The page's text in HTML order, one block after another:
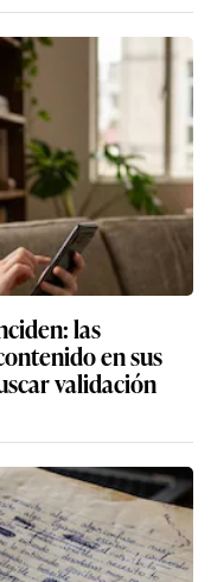
las
en sus
validación